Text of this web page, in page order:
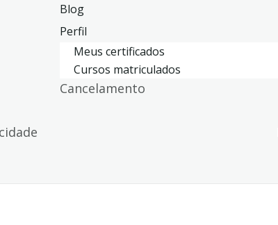
Blog
Perfil
Meus certificados
Cursos matriculados
Cancelamento